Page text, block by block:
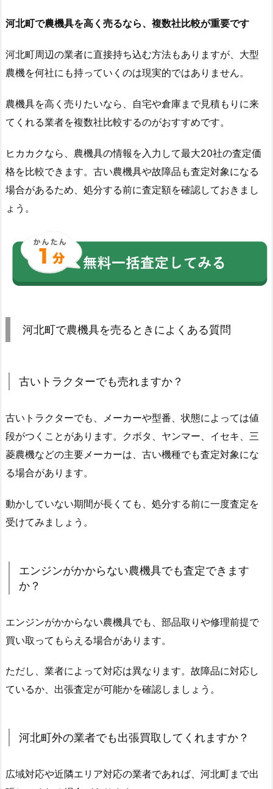
河北町で農機具を高く売るなら、複数社比較が重要です
河北町周辺の業者に直接持ち込む方法もありますが、大型
農機を何社にも持っていくのは現実的ではありません。
農機具を高く売りたいなら、自宅や倉庫まで見積もりに来
てくれる業者を複数社比較するのがおすすめです。
ヒカカクなら、農機具の情報を入力して最大20社の査定価
格を比較できます。古い農機具や故障品も査定対象になる
場合があるため、処分する前に査定額を確認しておきまし
ょう。
河北町で農機具を売るときによくある質問
古いトラクターでも売れますか？
古いトラクターでも、メーカーや型番、状態によっては値
段がつくことがあります。クボタ、ヤンマー、イセキ、三
菱農機などの主要メーカーは、古い機種でも査定対象にな
る場合があります。
動かしていない期間が長くても、処分する前に一度査定を
受けてみましょう。
エンジンがかからない農機具でも査定できます
か？
エンジンがかからない農機具でも、部品取りや修理前提で
買い取ってもらえる場合があります。
ただし、業者によって対応は異なります。故障品に対応し
ているか、出張査定が可能かを確認しましょう。
河北町外の業者でも出張買取してくれますか？
広域対応や近隣エリア対応の業者であれば、河北町まで出